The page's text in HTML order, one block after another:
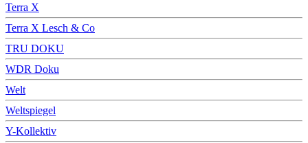
Terra X
Terra X Lesch & Co
TRU DOKU
WDR Doku
Welt
Weltspiegel
Y-Kollektiv